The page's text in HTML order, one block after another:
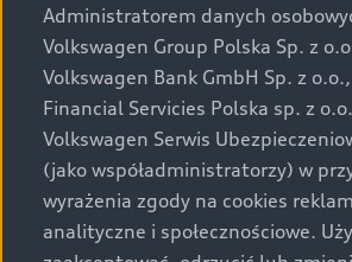
wyposażenia mogą różnić się od
przewidzianej na rynek polski.
mogą przedstawiać wyposażenie
za dopłatą. Wiążące ustalenie ceny,
specyfikacji pojazdu następują w
określenie parametrów technicznych
świadectwo homologacji typu
sobie prawo do zmian i pomyłek.
prezentowane na stronie są aktualne
Administratorem danych
Volkswagen Group Polska Sp. z
Volkswagen Bank GmbH Sp. z
Financial Servicies Polska sp. z
Volkswagen Serwis
(jako współadministratorzy) w
wyrażenia zgody na cookies
analityczne i społecznościowe.